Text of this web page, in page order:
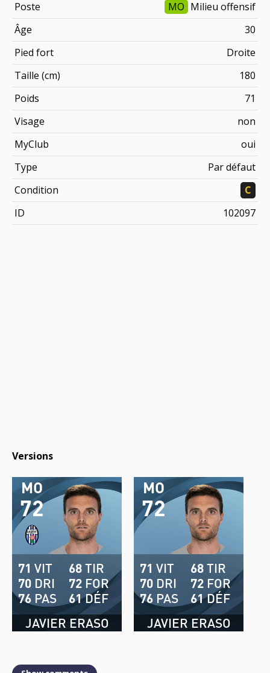
Poste
MO Milieu offensif
Âge
30
Pied fort
Droite
Taille (cm)
180
Poids
71
Visage
non
MyClub
oui
Type
Par défaut
Condition
C
ID
102097
Versions
72
MO
JAVIER ERASO
71 VIT
70 DRI
76 PAS
68TIR
72 FOR
61DÉF
72
MO
JAVIER ERASO
71 VIT
70 DRI
76 PAS
68TIR
72 FOR
61DÉF